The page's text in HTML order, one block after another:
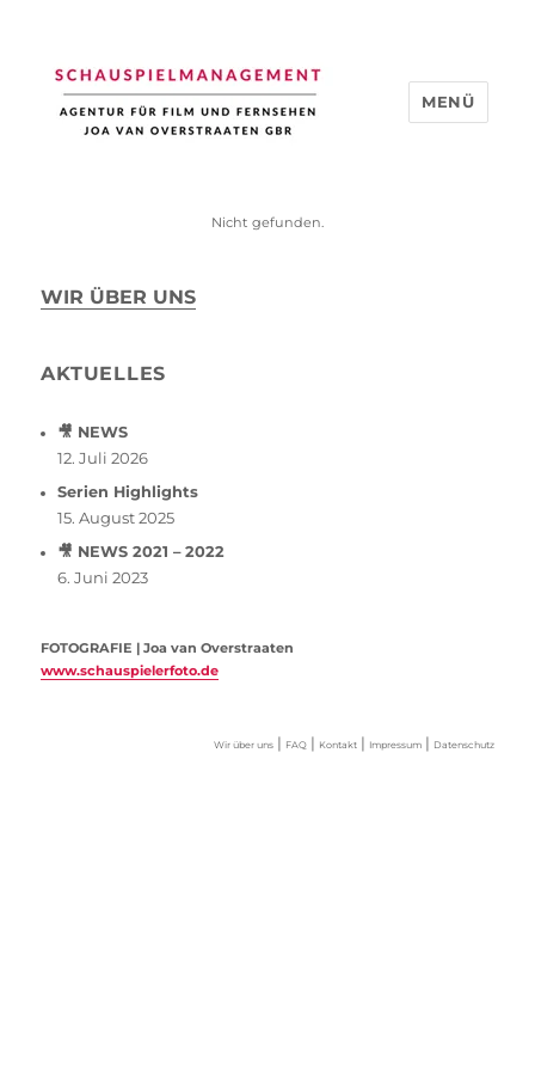
MENÜ
Nicht gefunden.
WIR ÜBER UNS
AKTUELLES
🎥 NEWS
12. Juli 2026
Serien Highlights
15. August 2025
🎥 NEWS 2021 – 2022
6. Juni 2023
FOTOGRAFIE | Joa van Overstraaten
www.schauspielerfoto.de
Wir über uns| FAQ| Kontakt| Impressum| Datenschutz